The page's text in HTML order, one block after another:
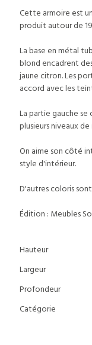
Cette armoire est
produit autour de
La base en métal
blond encadrent
jaune citron. Les
accord avec les
La partie gauche
plusieurs niveaux
On aime son côté
style d'intérieur.
D'autres coloris
Édition : Meubles
Hauteur
Largeur
Profondeur
Catégorie